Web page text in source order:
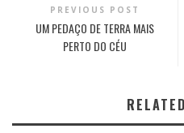
PREVIOUS POST
UM PEDAÇO DE TERRA MAIS
PERTO DO CÉU